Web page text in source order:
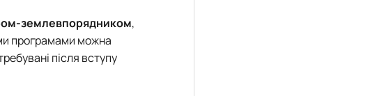
землевпорядником,
програмами можна
після вступу